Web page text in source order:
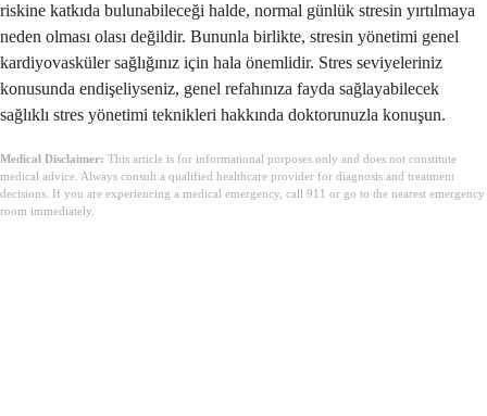
riskine katkıda bulunabileceği halde, normal günlük stresin yırtılmaya
neden olması olası değildir. Bununla birlikte, stresin yönetimi genel
kardiyovasküler sağlığınız için hala önemlidir. Stres seviyeleriniz
konusunda endişeliyseniz, genel refahınıza fayda sağlayabilecek
sağlıklı stres yönetimi teknikleri hakkında doktorunuzla konuşun.
Medical Disclaimer: This article is for informational purposes only and does not constitute
medical advice. Always consult a qualified healthcare provider for diagnosis and treatment
decisions. If you are experiencing a medical emergency, call 911 or go to the nearest emergency
room immediately.